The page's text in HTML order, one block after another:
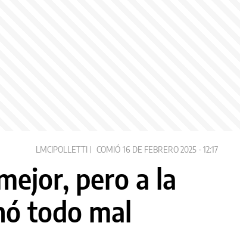
LMCIPOLLETTI COMIÓ 16 DE FEBRERO 2025 - 12:17
pero a la
todo mal